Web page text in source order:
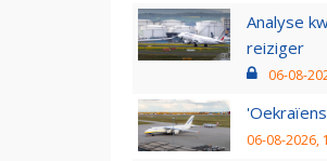
Analyse
reiziger
06-08-
06-08-2026,